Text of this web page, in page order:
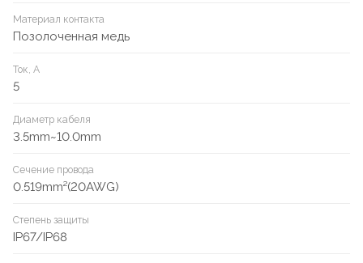
Материал контакта
Позолоченная медь
Ток, А
5
Диаметр кабеля
3.5mm~10.0mm
Сечение провода
0.519mm²(20AWG)
Степень защиты
IP67/IP68